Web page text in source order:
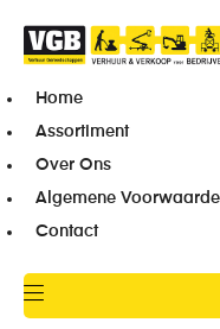
Home
Assortiment
Over Ons
Algemene
Contact